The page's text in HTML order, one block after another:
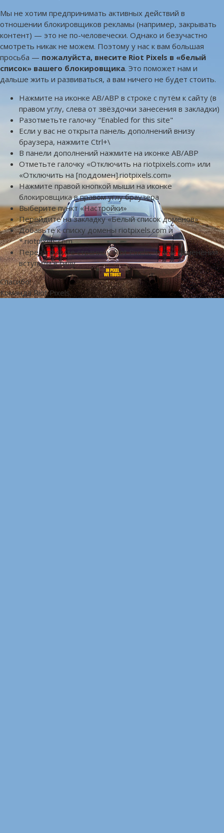
Мы не хотим предпринимать активных действий в
отношении блокировщиков рекламы (например, закрывать
контент) — это не по-человечески. Однако и безучастно
смотреть никак не можем. Поэтому у нас к вам большая
просьба — пожалуйста, внесите Riot Pixels в «белый
список» вашего блокировщика. Это поможет нам и
дальше жить и развиваться, а вам ничего не будет стоить.
Нажмите на иконке AB/ABP в строке с путём к сайту (в
правом углу, слева от звёздочки занесения в закладки)
Разотметьте галочку "Enabled for this site"
Если у вас не открыта панель дополнений внизу
браузера, нажмите Ctrl+\
В панели дополнений нажмите на иконке AB/ABP
Отметьте галочку «Отключить на riotpixels.com» или
«Отключить на [поддомен].riotpixels.com»
Нажмите правой кнопкой мыши на иконке
блокировщика в правом углу браузера
Выберите пункт «Настройки»
Перейдите на закладку «Белый список доменов»
Добавьте к списку домены riotpixels.com и
*.riotpixels.com
Перезагрузите страницу Riot Pixels, чтобы изменения
вступили в силу
Спасибо!
Команда Riot Pixels.